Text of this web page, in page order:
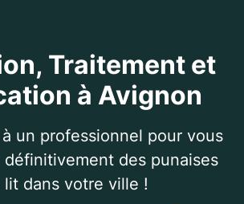
Traitement et
à Avignon
un professionnel pour vous
définitivement des punaises
lit dans votre ville !